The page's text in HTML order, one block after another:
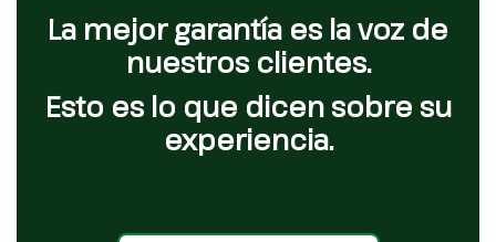
La mejor garantía es la voz de
nuestros clientes.
Esto es lo que dicen sobre su
experiencia.